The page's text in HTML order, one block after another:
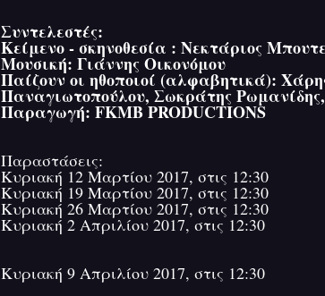
Συντελεστές:
Κείμενο - σκηνοθεσία : Νεκτάριος
Μουσική: Γιάννης Οικονόμου
Παίζουν οι ηθοποιοί (αλφαβητικά):
Παναγιωτοπούλου, Σωκράτης
Παραγωγή: FKMB PRODUCTIONS
Παραστάσεις:
Κυριακή 12 Μαρτίου 2017, στις 12:30
Kυριακή 19 Mαρτίου 2017, στις 12:30
Κυριακή 26 Mαρτίου 2017, στις 12:30
Κυριακή 2 Απριλίου 2017, στις 12:30
Κυριακή 9 Απριλίου 2017, στις 12:30